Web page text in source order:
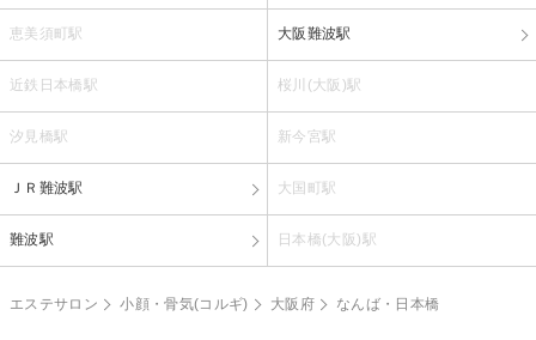
恵美須町駅 大阪難波駅
近鉄日本橋駅 桜川(大阪)駅
汐見橋駅 新今宮駅
ＪＲ難波駅 大国町駅
難波駅 日本橋(大阪)駅
エステサロン 小顔・骨気(コルギ) 大阪府 なんば・日本橋